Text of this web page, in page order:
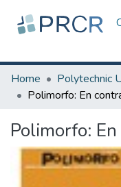
Home
Polimorfo: